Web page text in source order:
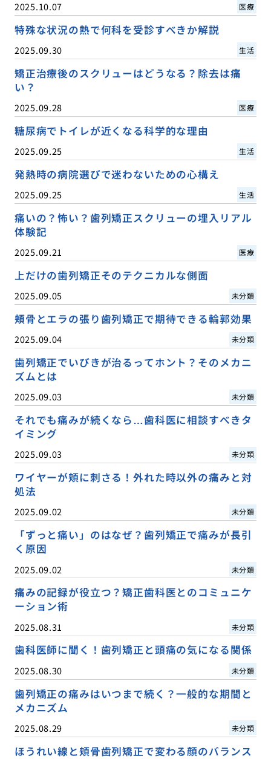
2025.10.07 医療
特殊な状況の熱で何科を受診すべきか解説
2025.09.30 生活
矯正治療後のスクリューはどうなる？除去は痛
い？
2025.09.28 医療
糖尿病でトイレが近くなる科学的な理由
2025.09.25 生活
発熱時の病院選びで迷わないための心構え
2025.09.25 生活
痛いの？怖い？歯列矯正スクリューの埋入リアル
体験記
2025.09.21 医療
上だけの歯列矯正そのテクニカルな側面
2025.09.05 未分類
頬骨とエラの張り歯列矯正で期待できる輪郭効果
2025.09.04 未分類
歯列矯正でいびきが治るってホント？そのメカニ
ズムとは
2025.09.03 未分類
それでも痛みが続くなら…歯科医に相談すべきタ
イミング
2025.09.03 未分類
ワイヤーが頬に刺さる！外れた時以外の痛みと対
処法
2025.09.02 未分類
「ずっと痛い」のはなぜ？歯列矯正で痛みが長引
く原因
2025.09.02 未分類
痛みの記録が役立つ？矯正歯科医とのコミュニケ
ーション術
2025.08.31 未分類
歯科医師に聞く！歯列矯正と頭痛の気になる関係
2025.08.30 未分類
歯列矯正の痛みはいつまで続く？一般的な期間と
メカニズム
2025.08.29 未分類
ほうれい線と頬骨歯列矯正で変わる顔のバランス